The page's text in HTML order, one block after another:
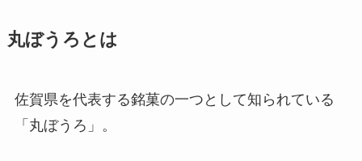
丸ぼうろとは
佐賀県を代表する銘菓の一つとして知られている
「丸ぼうろ」。